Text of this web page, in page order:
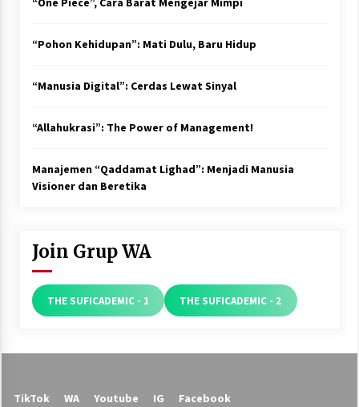
“Pohon Kehidupan”: Mati Dulu, Baru Hidup
“Manusia Digital”: Cerdas Lewat Sinyal
“Allahukrasi”: The Power of Management!
Manajemen “Qaddamat Lighad”: Menjadi Manusia
Visioner dan Beretika
Join Grup WA
THE SUFICADEMIC - 1 THE SUFICADEMIC - 2
TikTok WA Youtube IG Facebook